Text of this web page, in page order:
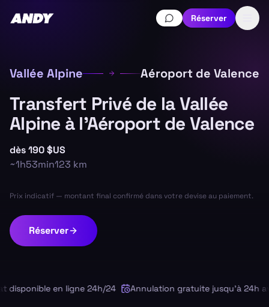
Réserver
Vallée Alpine Aéroport de Valence
Transfert Privé de la Vallée
Alpine à l'Aéroport de Valence
dès190 $US
~1h53min123 km
Prix indicatif — montant final confirmé dans votre devise au paiement.
Réserver
en ligne 24h/24 Annulation gratuite jusqu'à 24h